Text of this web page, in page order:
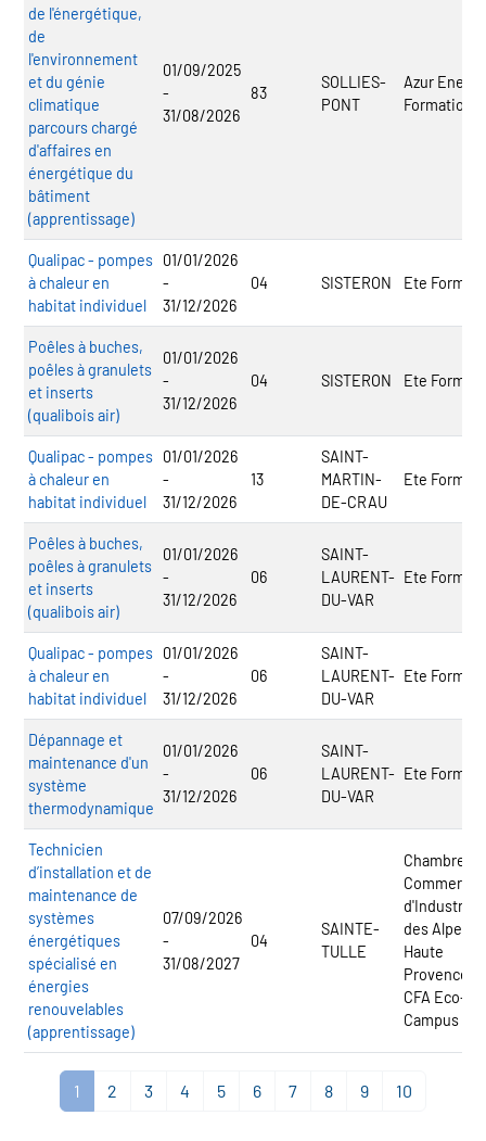
de l'énergétique,
de
l'environnement
et du génie
climatique
parcours chargé
d'affaires en
énergétique du
bâtiment
(apprentissage)
01/09/2025
-
31/08/2026
83
SOLLIES-
PONT
Azur Enerj
Formation
Qualipac - pompes
à chaleur en
habitat individuel
01/01/2026
-
31/12/2026
04 SISTERON Ete
Poêles à buches,
poêles à granulets
et inserts
(qualibois air)
01/01/2026
-
31/12/2026
04 SISTERON Ete
Qualipac - pompes
à chaleur en
habitat individuel
01/01/2026
-
31/12/2026
13
SAINT-
MARTIN-
DE-CRAU
Ete
Poêles à buches,
poêles à granulets
et inserts
(qualibois air)
01/01/2026
-
31/12/2026
06
SAINT-
LAURENT-
DU-VAR
Ete
Qualipac - pompes
à chaleur en
habitat individuel
01/01/2026
-
31/12/2026
06
SAINT-
LAURENT-
DU-VAR
Ete
Dépannage et
maintenance d'un
système
thermodynamique
01/01/2026
-
31/12/2026
06
SAINT-
LAURENT-
DU-VAR
Ete
Technicien
d’installation et de
maintenance de
systèmes
énergétiques
spécialisé en
énergies
renouvelables
(apprentissage)
07/09/2026
-
31/08/2027
04
SAINTE-
TULLE
Chambre de
Commerce
d'Industrie
des Alpes
Haute
Provence -
CFA Eco-
Campus
1 2 3 4 5 6 7 8 9 10